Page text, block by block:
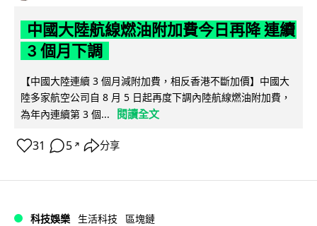
中國大陸航線燃油附加費今日再降 連續
3 個月下調
【中國大陸連續 3 個月減附加費，相反香港不斷加價】中國大
陸多家航空公司自 8 月 5 日起再度下調內陸航線燃油附加費，
為年內連續第 3 個...
閱讀全文
31 5 ↗ 分享
科技娛樂 生活科技 區塊鏈